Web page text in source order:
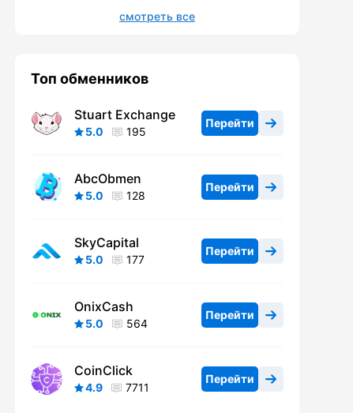
смотреть все
Топ обменников
Stuart Exchange
5.0 195
Перейти
AbcObmen
5.0 128
Перейти
SkyCapital
5.0 177
Перейти
OnixCash
5.0 564
Перейти
CoinClick
4.9 7711
Перейти